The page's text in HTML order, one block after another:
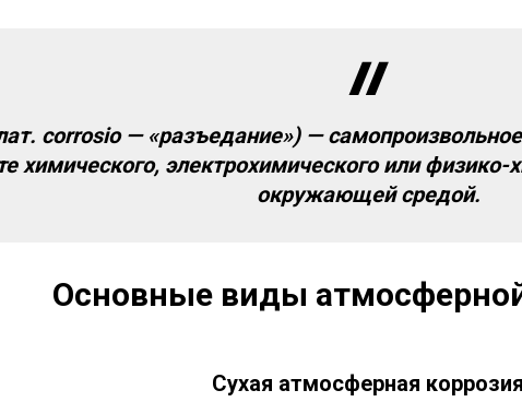
corrosio — «разъедание») —
химического, электрохимического или
окружающей средой.
Основные виды
Сухая атмосферная коррозия